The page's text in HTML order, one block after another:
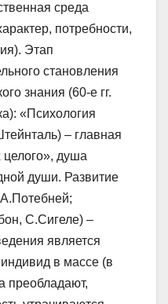
среда
потребности,
Этап
становления
знания (60-е гг.
«Психология
– главная
целого», душа
души. Развитие
С.Сигеле) –
является
в массе (в
преобладают,